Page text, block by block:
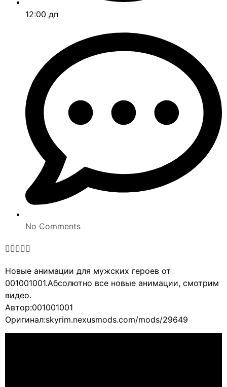
12:00 дп
No Comments

Новые анимации для мужских героев от
001001001.Абсолютно все новые анимации, смотрим
видео.
Автор:001001001
Оригинал:skyrim.nexusmods.com/mods/29649